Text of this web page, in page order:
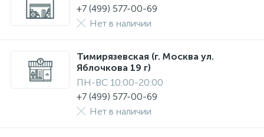
+7 (499) 577-00-69
Нет в наличии
Тимирязевская (г. Москва ул.
Яблочкова 19 г)
ПН-ВС 10:00-20:00
+7 (499) 577-00-69
Нет в наличии